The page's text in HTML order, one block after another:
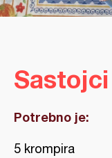
Sastojci
Potrebno je:
5 krompira